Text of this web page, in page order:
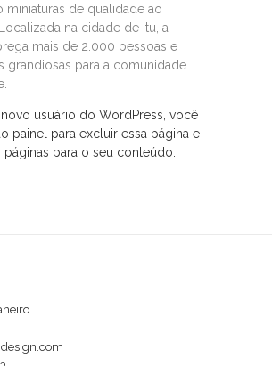
miniaturas de qualidade ao
na cidade de Itu, a
mais de 2.000 pessoas e
grandiosas para a comunidade
usuário do WordPress, você
painel para excluir essa página e
páginas para o seu conteúdo.